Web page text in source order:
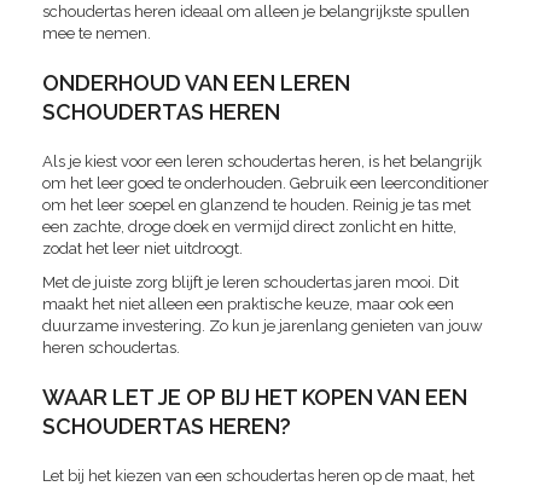
schoudertas heren ideaal om alleen je belangrijkste spullen
mee te nemen.
ONDERHOUD VAN EEN LEREN
SCHOUDERTAS HEREN
Als je kiest voor een leren schoudertas heren, is het belangrijk
om het leer goed te onderhouden. Gebruik een leerconditioner
om het leer soepel en glanzend te houden. Reinig je tas met
een zachte, droge doek en vermijd direct zonlicht en hitte,
zodat het leer niet uitdroogt.
Met de juiste zorg blijft je leren schoudertas jaren mooi. Dit
maakt het niet alleen een praktische keuze, maar ook een
duurzame investering. Zo kun je jarenlang genieten van jouw
heren schoudertas.
WAAR LET JE OP BIJ HET KOPEN VAN EEN
SCHOUDERTAS HEREN?
Let bij het kiezen van een schoudertas heren op de maat, het